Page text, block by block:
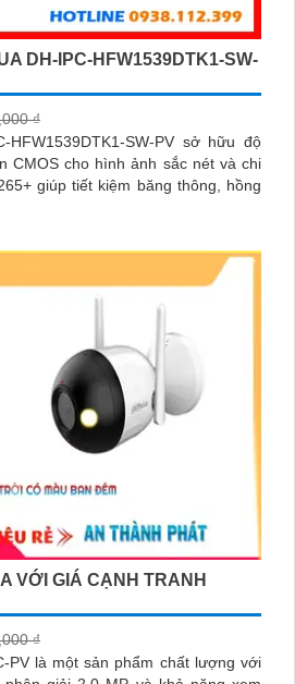
DH-IPC-HFW1539DTK1-SW-
₫
HFW1539DTK1-SW-PV sở hữu độ
CMOS cho hình ảnh sắc nét và chi
giúp tiết kiệm băng thông, hồng
VỚI GIÁ CẠNH TRANH
₫
PV là một sản phẩm chất lượng với